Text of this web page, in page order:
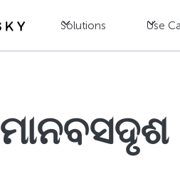
Solutions Use